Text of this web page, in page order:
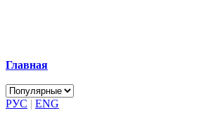
Главная
РУС | ENG